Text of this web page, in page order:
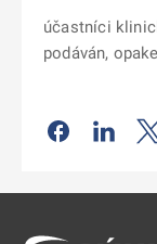
účastníci
podáván,
Odkaz se